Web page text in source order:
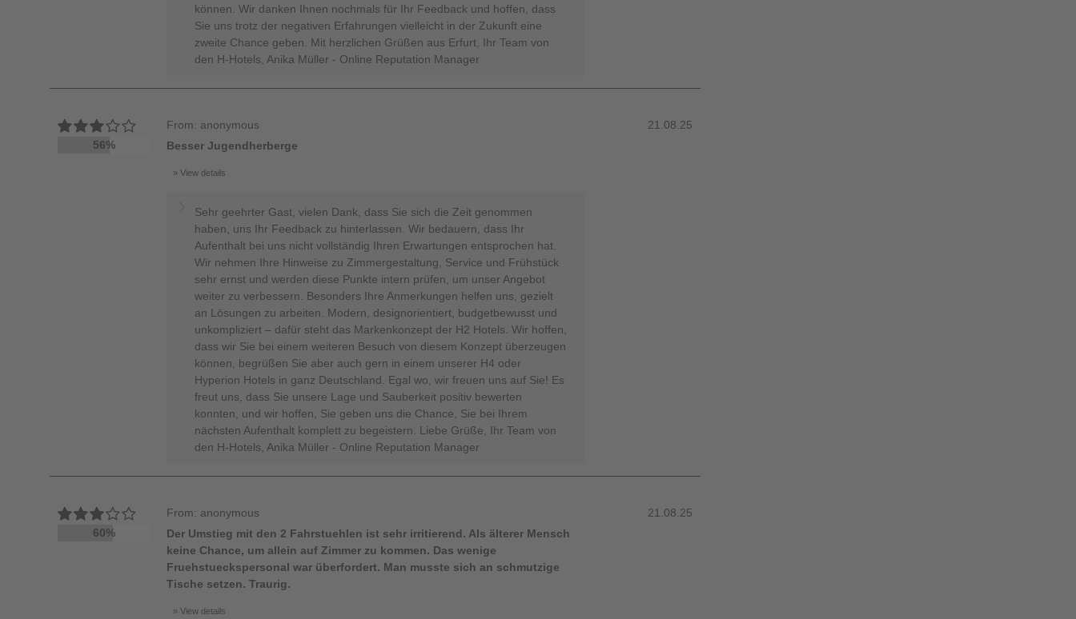
können. Wir danken Ihnen nochmals für Ihr Feedback und hoffen, dass
Sie uns trotz der negativen Erfahrungen vielleicht in der Zukunft eine
zweite Chance geben. Mit herzlichen Grüßen aus Erfurt, Ihr Team von
den H-Hotels, Anika Müller - Online Reputation Manager
56%
From: anonymous
Besser Jugendherberge
View details
Sehr geehrter Gast, vielen Dank, dass Sie sich die Zeit genommen
haben, uns Ihr Feedback zu hinterlassen. Wir bedauern, dass Ihr
Aufenthalt bei uns nicht vollständig Ihren Erwartungen entsprochen hat.
Wir nehmen Ihre Hinweise zu Zimmergestaltung, Service und Frühstück
sehr ernst und werden diese Punkte intern prüfen, um unser Angebot
weiter zu verbessern. Besonders Ihre Anmerkungen helfen uns, gezielt
an Lösungen zu arbeiten. Modern, designorientiert, budgetbewusst und
unkompliziert – dafür steht das Markenkonzept der H2 Hotels. Wir hoffen,
dass wir Sie bei einem weiteren Besuch von diesem Konzept überzeugen
können, begrüßen Sie aber auch gern in einem unserer H4 oder
Hyperion Hotels in ganz Deutschland. Egal wo, wir freuen uns auf Sie! Es
freut uns, dass Sie unsere Lage und Sauberkeit positiv bewerten
konnten, und wir hoffen, Sie geben uns die Chance, Sie bei Ihrem
nächsten Aufenthalt komplett zu begeistern. Liebe Grüße, Ihr Team von
den H-Hotels, Anika Müller - Online Reputation Manager
21.08.25
60%
From: anonymous
Der Umstieg mit den 2 Fahrstuehlen ist sehr irritierend. Als älterer Mensch
keine Chance, um allein auf Zimmer zu kommen. Das wenige
Fruehstueckspersonal war überfordert. Man musste sich an schmutzige
Tische setzen. Traurig.
View details
21.08.25